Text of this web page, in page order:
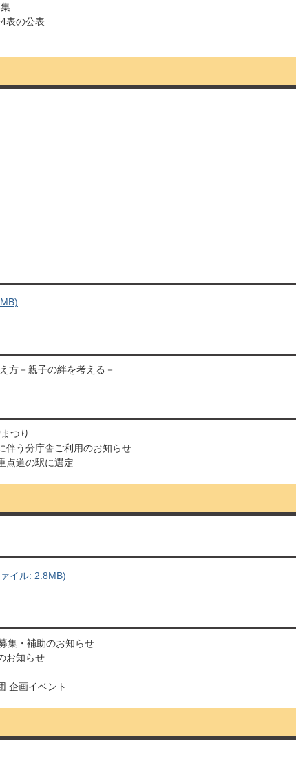
表の公表
方－親子の絆を考える－
つり
伴う分庁舎ご利用のお知らせ
点道の駅に選定
イル: 2.8MB)
集・補助のお知らせ
お知らせ
企画イベント